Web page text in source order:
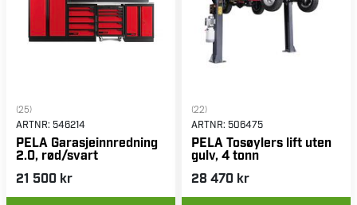
(25)
ARTNR: 546214
PELA Garasjeinnredning
2.0, rød/svart
21 500 kr
(22)
ARTNR: 506475
PELA Tosøylers lift uten
gulv, 4 tonn
28 470 kr